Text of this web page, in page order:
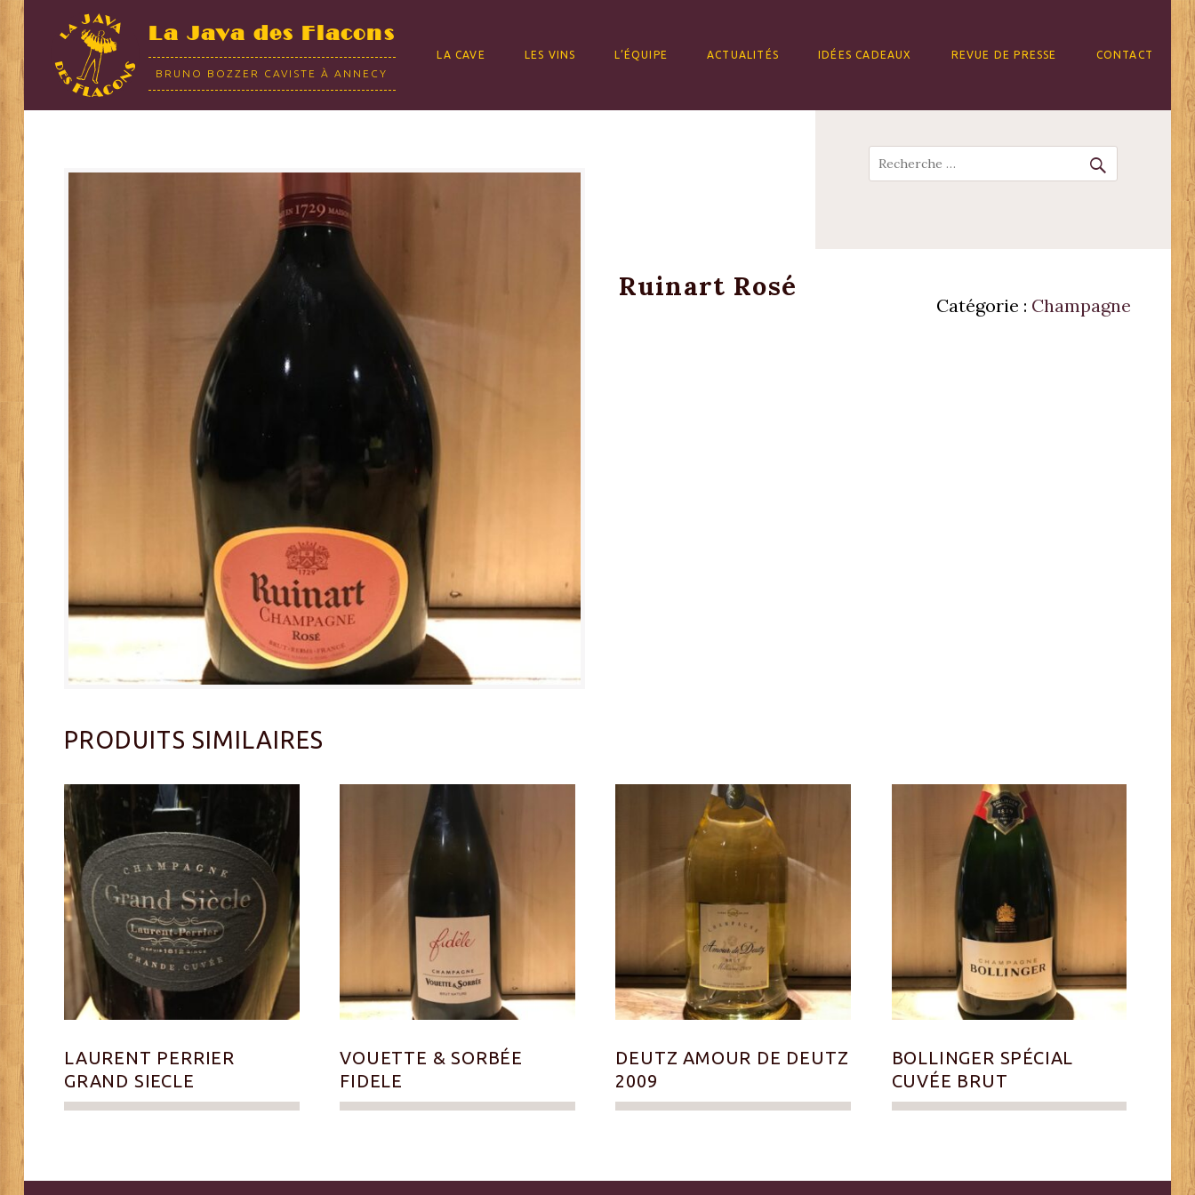
La Java des Flacons
BRUNO BOZZER CAVISTE À ANNECY
LA CAVE LES VINS L’ÉQUIPE ACTUALITÉS IDÉES CADEAUX REVUE DE PRESSE CONTACT
Recherche
Ruinart Rosé
Catégorie : Champagne
PRODUITS SIMILAIRES
LAURENT PERRIER
GRAND SIECLE
VOUETTE & SORBÉE
FIDELE
DEUTZ AMOUR DE DEUTZ
2009
BOLLINGER SPÉCIAL
CUVÉE BRUT